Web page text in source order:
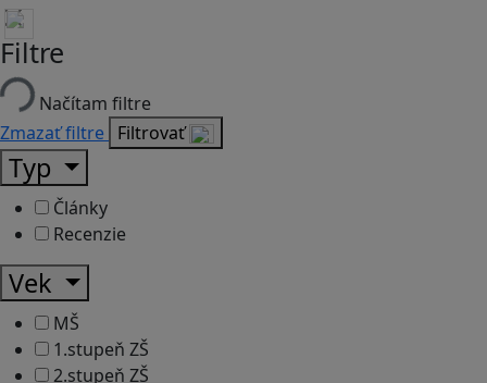
Filtre
Načítam filtre
Zmazať filtre Filtrovať
Typ
Články
Recenzie
Vek
MŠ
1.stupeň ZŠ
2.stupeň ZŠ